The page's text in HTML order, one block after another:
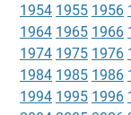
1954 1955 1956
1964 1965 1966
1974 1975 1976
1984 1985 1986
1994 1995 1996